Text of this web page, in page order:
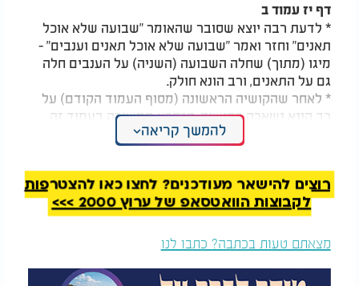
דף יז עמוד ב
* לדעת רבה יוצא שסובר שהאומר "שבועה שלא אוכל
תאנים" וחזר ואמר "שבועה שלא אוכל תאנים וענבים" -
מיגו (מתוך) שחלה השבועה (השניה) על הענבים חלה
גם על התאנים, ורב הונא חולק.
* לאחר שהקושיה הראשונה (מסוף העמוד הקודם) על
רב הונא נשארה בקושיה, הגמרא ממשיכה בעמוד זה
להקשות שתי קושיות נוספות (ובעמוד הבא קושיה
נוספת) על רב הונא, ומתרצת.
להמשך קריאה
רוצים להישאר מעודכנים? לחצו כאן להצטרפות
לקבוצות הוואטסאפ של ערוץ 2000 >>>
מצאתם טעות בכתבה? כתבו לנו